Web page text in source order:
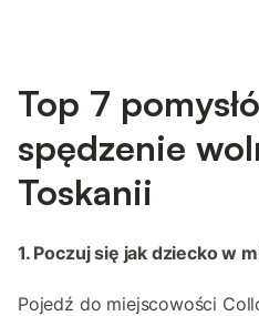
Top 7
spędzenie
Toskanii
1. Poczuj się jak dziecko w
Pojedź do miejscowości